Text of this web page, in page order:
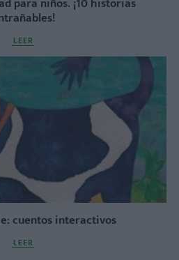
LEER
cuentos interactivos
LEER